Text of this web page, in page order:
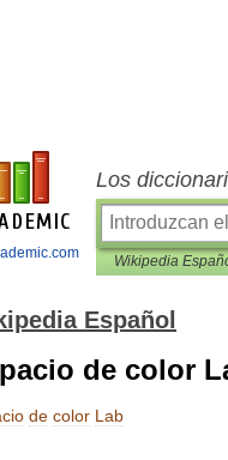
Los
Wikipedia
Español
de color
de color Lab